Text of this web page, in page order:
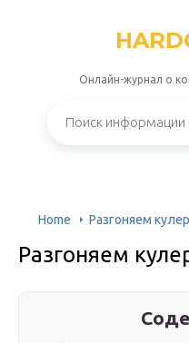
Онлайн-журнал о
Home Разгоняем
Разгоняем